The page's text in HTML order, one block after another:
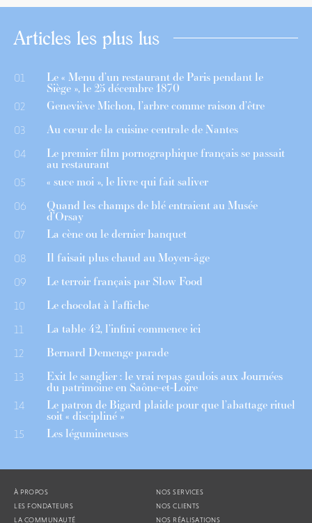
Articles les plus lus
01 Le « Menu d’un restaurant de Paris pendant le
Siège », le 25 décembre 1870
02 Geneviève Michon, l’arbre comme raison d’être
03 Au cœur de la cuisine centrale de Nantes
04 Le premier film pornographique français se passait
au restaurant
05 « suce moi », le livre qui fait saliver
06 Quand les champs de blé entraient au Musée
d’Orsay
07 La cène ou le dernier banquet
08 Il faisait plus chaud au Moyen-âge
09 Le terroir français par Slow Food
10 Le chocolat à l’affiche
11 La table 42, l’infini commence ici
12 Bernard Demenge parade
13 Exit le sanglier : le vrai repas gaulois aux Journées
du patrimoine en Saône-et-Loire
14 Le patron de Bigard plaide pour que l’abattage rituel
soit « discipliné »
15 Les légumineuses
À PROPOS
LES FONDATEURS
LA COMMUNAUTÉ
NOS SERVICES
NOS CLIENTS
NOS RÉALISATIONS